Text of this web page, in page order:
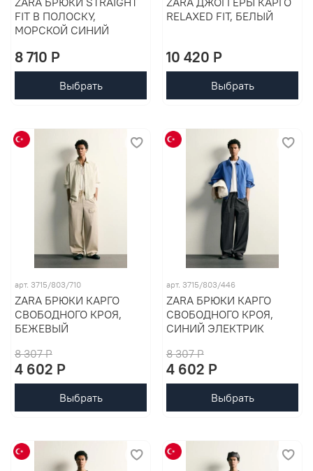
FIT В ПОЛОСКУ,
МОРСКОЙ СИНИЙ
8 710 P
Выбрать
RELAXED FIT, БЕЛЫЙ
10 420 P
Выбрать
арт. 3715/803/710
ZARA БРЮКИ КАРГО
СВОБОДНОГО КРОЯ,
БЕЖЕВЫЙ
8 307 P
4 602 P
Выбрать
арт. 3715/803/446
ZARA БРЮКИ КАРГО
СВОБОДНОГО КРОЯ,
СИНИЙ ЭЛЕКТРИК
8 307 P
4 602 P
Выбрать